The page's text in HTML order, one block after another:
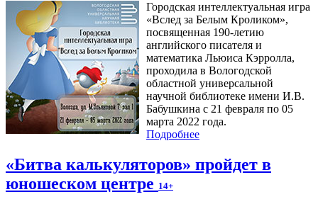
Городская интеллектуальная игра
«Вслед за Белым Кроликом»,
посвященная 190-летию
английского писателя и
математика Льюиса Кэрролла,
проходила в Вологодской
областной универсальной
научной библиотеке имени И.В.
Бабушкина с 21 февраля по 05
марта 2022 года.
Подробнее
«Битва калькуляторов» пройдет в
юношеском центре 14+